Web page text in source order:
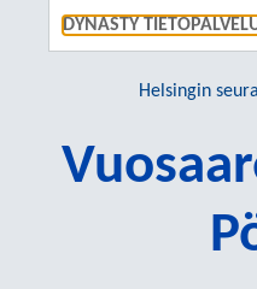
DYNASTY
Helsingin